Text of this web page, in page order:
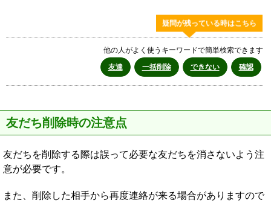
疑問が残っている時はこちら
他の人がよく使うキーワードで簡単検索できます
友達
一括削除 できない 確認
友だち削除時の注意点
友だちを削除する際は誤って必要な友だちを消さないよう注
意が必要です。
また、削除した相手から再度連絡が来る場合がありますので